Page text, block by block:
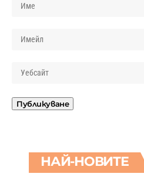
НАЙ-НОВИТЕ